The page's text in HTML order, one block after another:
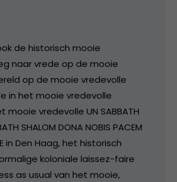
de historisch mooie
naar vrede op de mooie
op de mooie vredevolle
in het mooie vredevolle
mooie vredevolle UN SABBATH
SHALOM DONA NOBIS PACEM
in Den Haag, het historisch
koloniale laissez-faire
as usual van het mooie,